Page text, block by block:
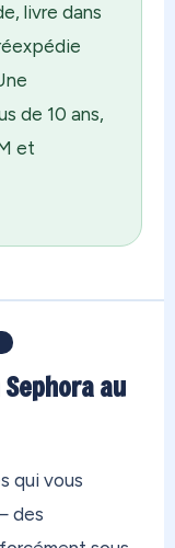
livre dans
de 10 ans,
et
au
qui vous
des